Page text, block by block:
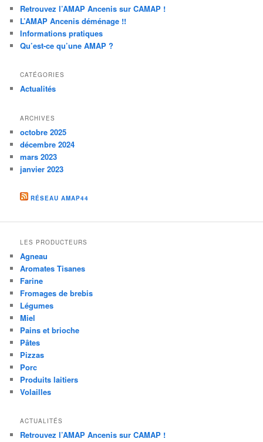
Retrouvez l’AMAP Ancenis sur CAMAP !
L’AMAP Ancenis déménage !!
Informations pratiques
Qu’est-ce qu’une AMAP ?
CATÉGORIES
Actualités
ARCHIVES
octobre 2025
décembre 2024
mars 2023
janvier 2023
RÉSEAU AMAP44
LES PRODUCTEURS
Agneau
Aromates Tisanes
Farine
Fromages de brebis
Légumes
Miel
Pains et brioche
Pâtes
Pizzas
Porc
Produits laitiers
Volailles
ACTUALITÉS
Retrouvez l’AMAP Ancenis sur CAMAP !